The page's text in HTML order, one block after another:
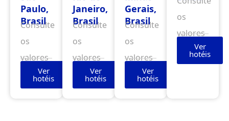
Paulo,
Brasil
Consulte
os
valores
Ver
hotéis
Janeiro,
Brasil
Consulte
os
valores
Ver
hotéis
Gerais,
Brasil
Consulte
os
valores
Ver
hotéis
os
valores
Ver
hotéis